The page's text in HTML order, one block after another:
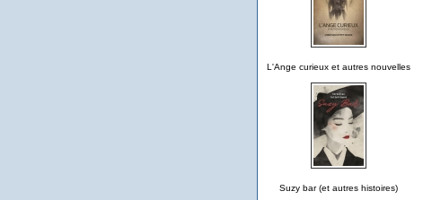
L'Ange curieux et autres nouvelles
Suzy bar (et autres histoires)